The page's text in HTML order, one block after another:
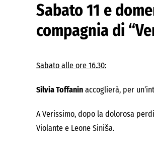
Sabato 11 e
compagnia di “
Sabato alle ore 16.30:
Silvia Toffanin accoglierà, per
A Verissimo, dopo la dolorosa
Violante e Leone Siniša.